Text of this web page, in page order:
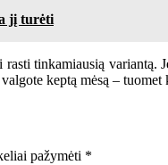
jį turėti
tinkamiausią variantą.
keptą mėsą –
pažymėti *